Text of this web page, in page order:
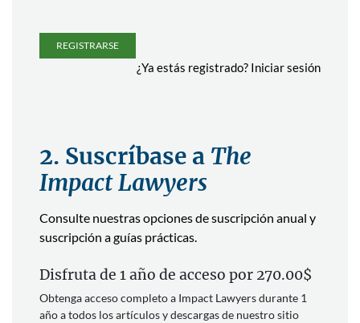
REGISTRARSE
¿Ya estás registrado? Iniciar sesión
2. Suscríbase a The
Impact Lawyers
Consulte nuestras opciones de suscripción anual y
suscripción a guías prácticas.
Disfruta de 1 año de acceso por 270.00$
Obtenga acceso completo a Impact Lawyers durante 1
año a todos los artículos y descargas de nuestro sitio